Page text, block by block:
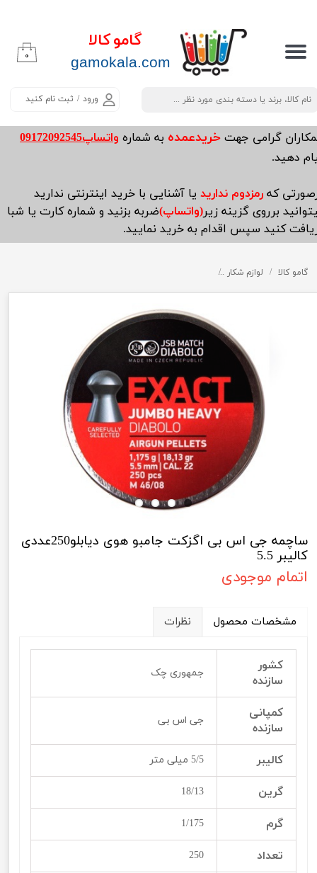
گامو کالا
​​​​​​gamokala.com
ورود / ثبت نام کنید
حساب کاربری من
تغییر گذر واژه
سفارشات
خروج از حساب کاربری
۰
گرامی جهت خریدعمده به شماره واتساپ09172092545
دهید.
که رمزدوم ندارید یا آشنایی با خرید اینترنتی ندارید
برروی گزینه زیر(واتساپ)ضربه بزنید و شماره کارت یا شبا
کنید سپس اقدام به خرید نمایید.
گامو کالا لوازم شکار
ساچمه جی اس بی اگزکت جامبو هوی دیابلو250عددی
کالیبر 5.5
اتمام موجودی
مشخصات محصول نظرات
کشور
سازنده
جمهوری چک
کمپانی
سازنده
جی اس بی
کالیبر 5/5 میلی متر
گرین 18/13
گرم 1/175
تعداد 250